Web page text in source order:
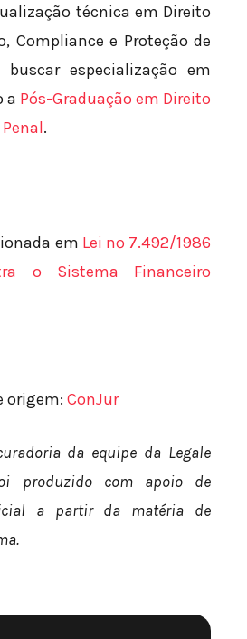
técnica em Direito
Compliance e Proteção de
buscar especialização em
a Pós-Graduação em Direito
.
em Lei nº 7.492/1986
o Sistema Financeiro
origem: ConJur
da equipe da Legale
produzido com apoio de
a partir da matéria de